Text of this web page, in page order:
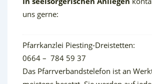
uns gerne:
Pfarrkanzlei Piesting-Dreistetten:
0664 – 784 59 37
Das Pfarrverbandstelefon ist an